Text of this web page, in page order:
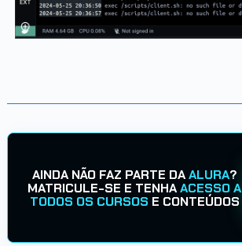
AINDA NÃO FAZ PARTE DAALURA?
MATRICULE-SE E TENHAACESSO A
TODOS OS CURSOS E CONTEÚDOS